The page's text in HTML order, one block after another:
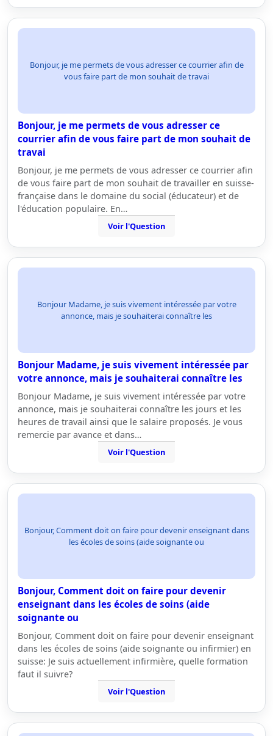
Bonjour, je me permets de vous adresser ce courrier afin de
vous faire part de mon souhait de travai
Bonjour, je me permets de vous adresser ce
courrier afin de vous faire part de mon souhait de
travai
Bonjour, je me permets de vous adresser ce courrier afin
de vous faire part de mon souhait de travailler en suisse-
française dans le domaine du social (éducateur) et de
l'éducation populaire. En…
Voir l'Question
Bonjour Madame, je suis vivement intéressée par votre
annonce, mais je souhaiterai connaître les
Bonjour Madame, je suis vivement intéressée par
votre annonce, mais je souhaiterai connaître les
Bonjour Madame, je suis vivement intéressée par votre
annonce, mais je souhaiterai connaître les jours et les
heures de travail ainsi que le salaire proposés. Je vous
remercie par avance et dans…
Voir l'Question
Bonjour, Comment doit on faire pour devenir enseignant dans
les écoles de soins (aide soignante ou
Bonjour, Comment doit on faire pour devenir
enseignant dans les écoles de soins (aide
soignante ou
Bonjour, Comment doit on faire pour devenir enseignant
dans les écoles de soins (aide soignante ou infirmier) en
suisse: Je suis actuellement infirmière, quelle formation
faut il suivre?
Voir l'Question